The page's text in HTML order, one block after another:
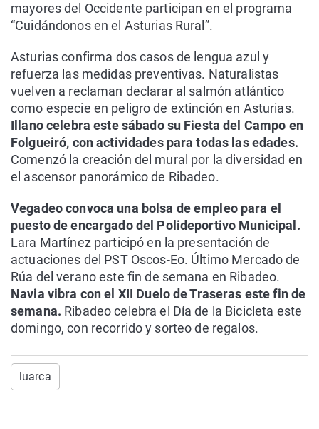
mayores del Occidente participan en el programa
“Cuidándonos en el Asturias Rural”.
Asturias confirma dos casos de lengua azul y
refuerza las medidas preventivas. Naturalistas
vuelven a reclaman declarar al salmón atlántico
como especie en peligro de extinción en Asturias.
Illano celebra este sábado su Fiesta del Campo en
Folgueiró, con actividades para todas las edades.
Comenzó la creación del mural por la diversidad en
el ascensor panorámico de Ribadeo.
Vegadeo convoca una bolsa de empleo para el
puesto de encargado del Polideportivo Municipal.
Lara Martínez participó en la presentación de
actuaciones del PST Oscos-Eo. Último Mercado de
Rúa del verano este fin de semana en Ribadeo.
Navia vibra con el XII Duelo de Traseras este fin de
semana. Ribadeo celebra el Día de la Bicicleta este
domingo, con recorrido y sorteo de regalos.
luarca